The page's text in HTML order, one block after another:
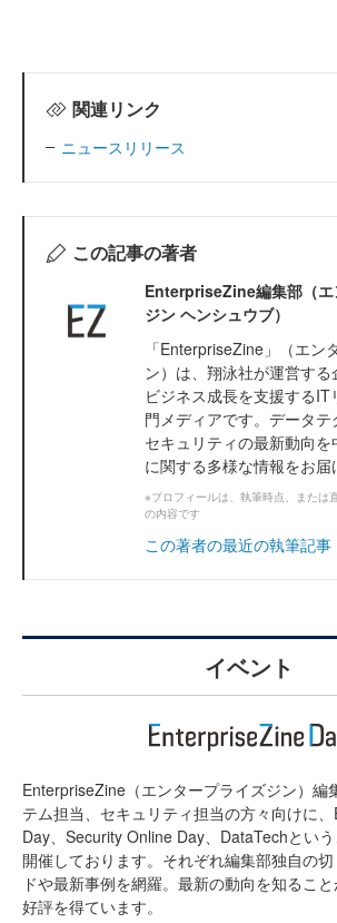
関連リンク
ニュースリリース
この記事の著者
EnterpriseZine編集部（エ
ジン ヘンシュウブ）
「EnterpriseZine」（エン
ン）は、翔泳社が運営する
ビジネス成長を支援するIT
門メディアです。データ
セキュリティの最新動向
に関する多様な情報をお届
※プロフィールは、執筆時点、または
の内容です
この著者の最近の執筆記事
イベント
EnterpriseZine（エンタープライズジン）編
テム担当、セキュリティ担当の方々向けに
Day、Security Online Day、DataTechとい
開催しております。それぞれ編集部独自の
ドや最新事例を網羅。最新の動向を知ること
好評を得ています。